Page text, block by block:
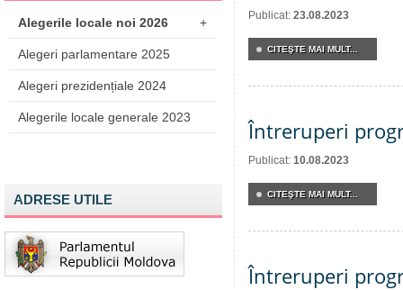
Alegerile locale noi 2026 +
Alegeri parlamentare 2025
Alegeri prezidențiale 2024
Alegerile locale generale 2023
ADRESE UTILE
Publicat: 23.08.2023
CITEŞTE MAI MULT...
Întreruperi
Publicat: 10.08.2023
CITEŞTE MAI MULT...
Întreruperi